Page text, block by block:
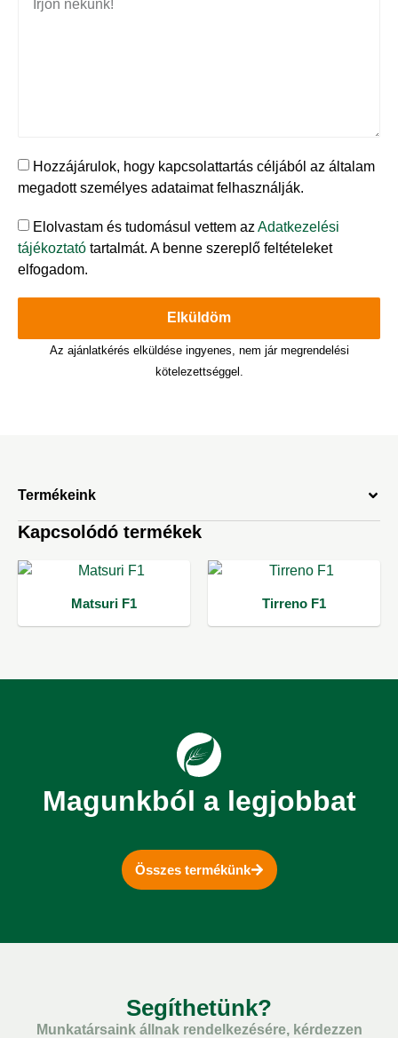
Hozzájárulok, hogy kapcsolattartás céljából az általam
megadott személyes adataimat felhasználják.
Elolvastam és tudomásul vettem az Adatkezelési
tájékoztató tartalmát. A benne szereplő feltételeket
elfogadom.
Elküldöm
Az ajánlatkérés elküldése ingyenes, nem jár megrendelési
kötelezettséggel.
Termékeink
Kapcsolódó termékek
Matsuri F1 Tirreno F1
Magunkból a legjobbat
Összes termékünk
Segíthetünk?
Munkatársaink állnak rendelkezésére, kérdezzen